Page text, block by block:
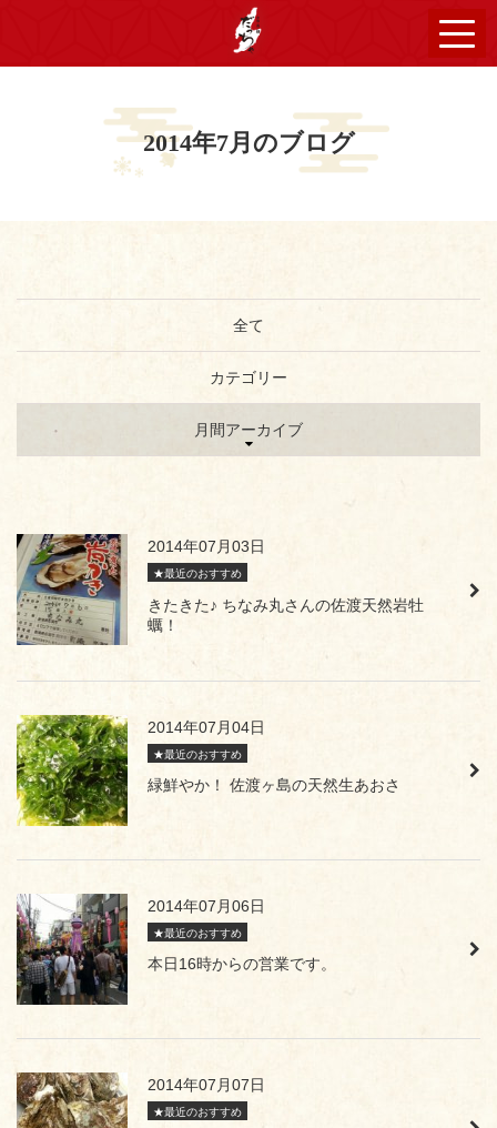
2014年7月のブログ
全て
カテゴリー
月間アーカイブ
2014年07月03日
★最近のおすすめ
きたきた♪ ちなみ丸さんの佐渡天然岩牡
蠣！
2014年07月04日
★最近のおすすめ
緑鮮やか！ 佐渡ヶ島の天然生あおさ
2014年07月06日
★最近のおすすめ
本日16時からの営業です。
2014年07月07日
★最近のおすすめ